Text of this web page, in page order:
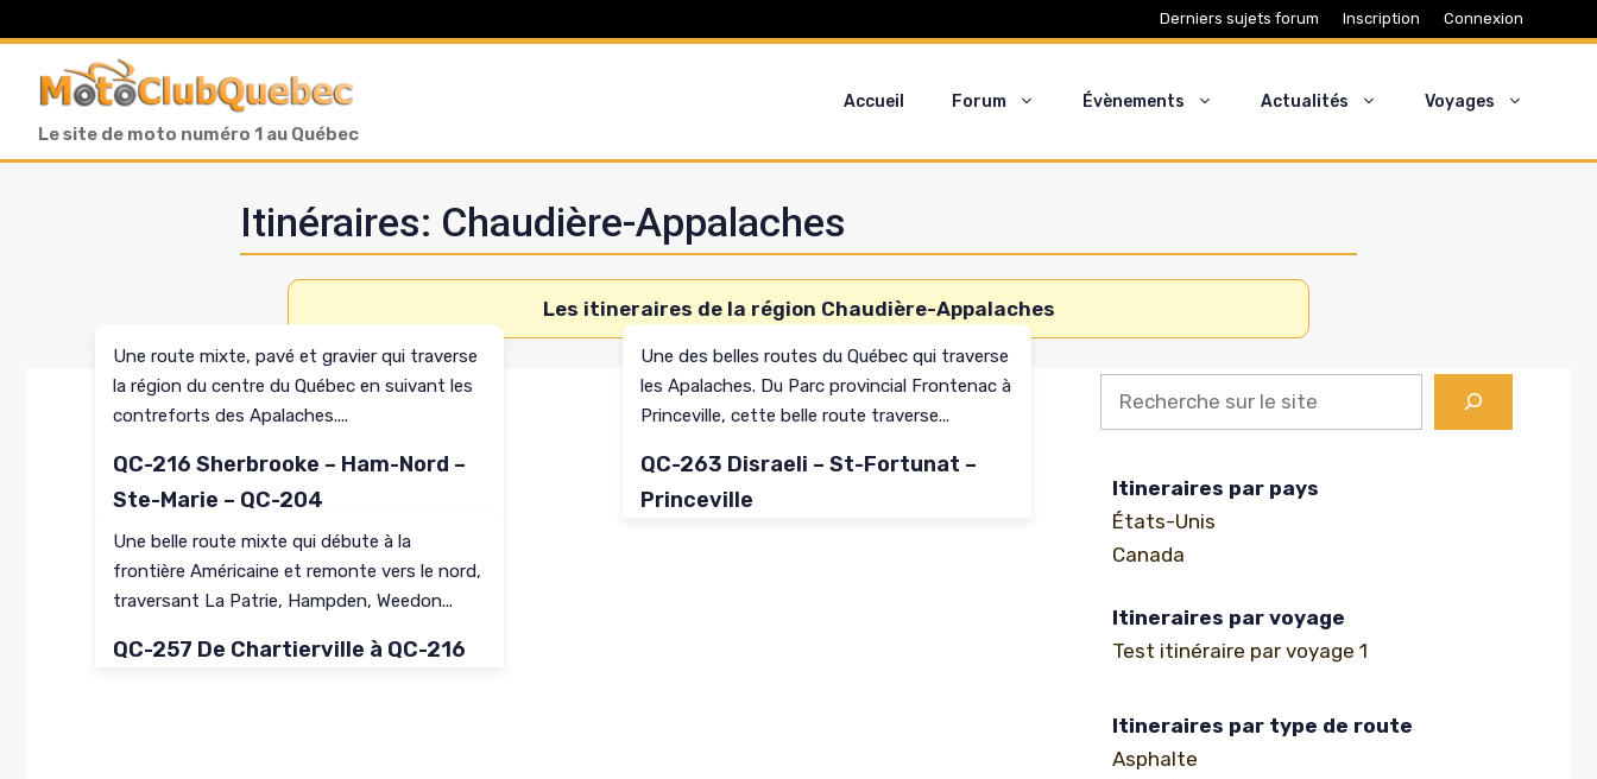
au
contenu
Derniers sujets forum Inscription Connexion
Le site de moto numéro 1 au Québec
Accueil Forum Évènements Actualités Voyages
Itinéraires: Chaudière-Appalaches
Les itineraires de la région Chaudière-Appalaches
Une route mixte, pavé et gravier qui traverse
la région du centre du Québec en suivant les
contreforts des Apalaches....
QC-216 Sherbrooke – Ham-Nord –
Ste-Marie – QC-204
Une des belles routes du Québec qui traverse
les Apalaches. Du Parc provincial Frontenac à
Princeville, cette belle route traverse...
QC-263 Disraeli – St-Fortunat –
Princeville
Une belle route mixte qui débute à la
frontière Américaine et remonte vers le nord,
traversant La Patrie, Hampden, Weedon...
QC-257 De Chartierville à QC-216
Recherche
Itineraires par pays
États-Unis
Canada
Itineraires par voyage
Test itinéraire par voyage 1
Itineraires par type de route
Asphalte